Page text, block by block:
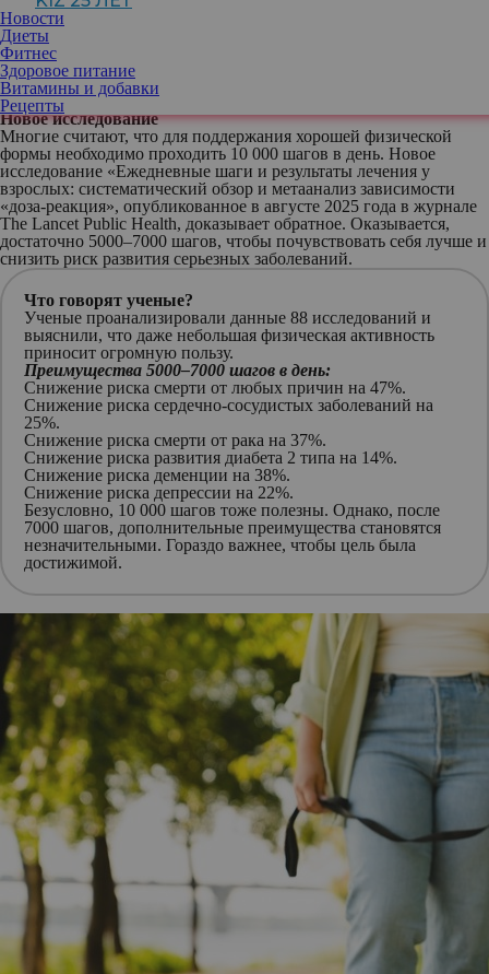
Новости
Диеты
Фитнес
Здоровое питание
Витамины и добавки
Рецепты
улучшения здоровья. Время для продвижения устройства было
идеальным: после Олимпиады-1964 в Токио начался тренд на
спорт и здоровый образ жизни. Маркетологи шагомера
запустили рекламную кампанию с лозунгом «Давайте проходить
10 000 шагов в день!» С тех пор идея о пользе 10 000 шагов
распространилась и стала популярной во всем мире.
Новое исследование
Многие считают, что для поддержания хорошей физической
формы необходимо проходить 10 000 шагов в день. Новое
исследование «Ежедневные шаги и результаты лечения у
взрослых: систематический обзор и метаанализ зависимости
«доза-реакция», опубликованное в августе 2025 года в журнале
The Lancet Public Health, доказывает обратное. Оказывается,
достаточно 5000–7000 шагов, чтобы почувствовать себя лучше и
снизить риск развития серьезных заболеваний.
Что говорят ученые?
Ученые проанализировали данные 88 исследований и
выяснили, что даже небольшая физическая активность
приносит огромную пользу.
Преимущества 5000–7000 шагов в день:
Снижение риска смерти от любых причин на 47%.
Снижение риска сердечно-сосудистых заболеваний на
25%.
Снижение риска смерти от рака на 37%.
Снижение риска развития диабета 2 типа на 14%.
Снижение риска деменции на 38%.
Снижение риска депрессии на 22%.
Безусловно, 10 000 шагов тоже полезны. Однако, после
7000 шагов, дополнительные преимущества становятся
незначительными. Гораздо важнее, чтобы цель была
достижимой.